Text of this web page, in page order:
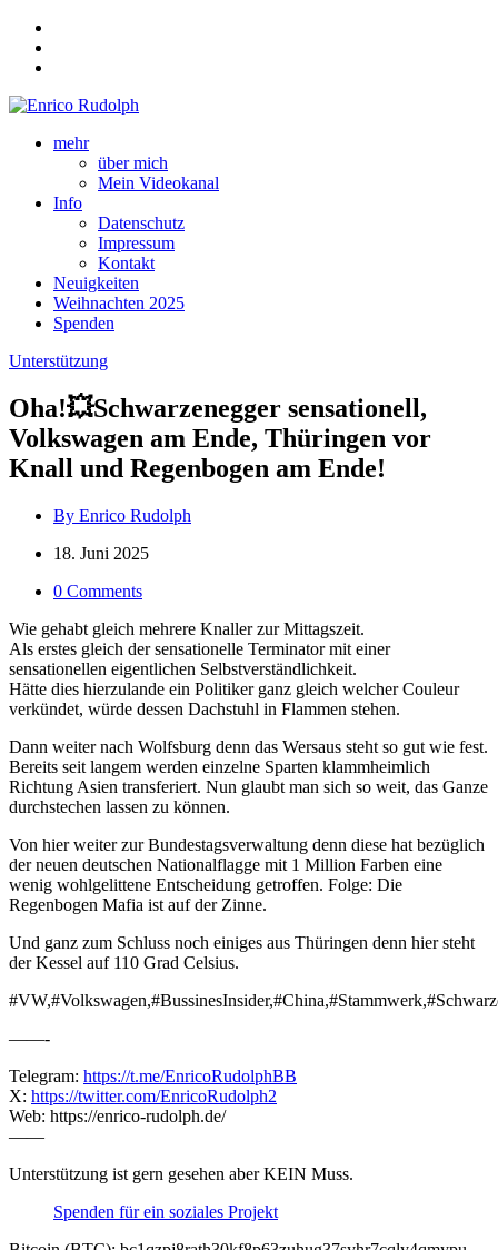
mehr
über mich
Mein Videokanal
Info
Datenschutz
Impressum
Kontakt
Neuigkeiten
Weihnachten 2025
Spenden
Unterstützung
Oha!💥Schwarzenegger sensationell,
Volkswagen am Ende, Thüringen vor
Knall und Regenbogen am Ende!
By Enrico Rudolph
18. Juni 2025
0 Comments
Wie gehabt gleich mehrere Knaller zur Mittagszeit.
Als erstes gleich der sensationelle Terminator mit einer
sensationellen eigentlichen Selbstverständlichkeit.
Hätte dies hierzulande ein Politiker ganz gleich welcher Couleur
verkündet, würde dessen Dachstuhl in Flammen stehen.
Dann weiter nach Wolfsburg denn das Wersaus steht so gut wie fest.
Bereits seit langem werden einzelne Sparten klammheimlich
Richtung Asien transferiert. Nun glaubt man sich so weit, das Ganze
durchstechen lassen zu können.
Von hier weiter zur Bundestagsverwaltung denn diese hat bezüglich
der neuen deutschen Nationalflagge mit 1 Million Farben eine
wenig wohlgelittene Entscheidung getroffen. Folge: Die
Regenbogen Mafia ist auf der Zinne.
Und ganz zum Schluss noch einiges aus Thüringen denn hier steht
der Kessel auf 110 Grad Celsius.
——-
Telegram: https://t.me/EnricoRudolphBB
X: https://twitter.com/EnricoRudolph2
Web: https://enrico-rudolph.de/
——
Unterstützung ist gern gesehen aber KEIN Muss.
Spenden für ein soziales Projekt